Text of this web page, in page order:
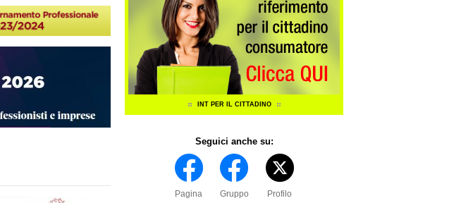
INT PER IL CITTADINO
Seguici anche su:
Pagina Gruppo Profilo